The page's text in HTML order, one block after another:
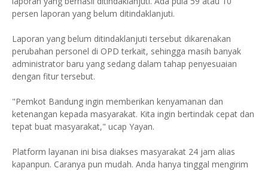
persen laporan yang belum ditindaklanjuti.
Laporan yang belum ditindaklanjuti tersebut dikarenakan
perubahan personel di OPD terkait, sehingga masih banyak
administrator baru yang sedang dalam tahap penyesuaian
dengan fitur tersebut.
"Pemkot Bandung ingin memberikan kenyamanan dan
ketenangan kepada masyarakat. Kita ingin bertindak cepat dan
tepat buat masyarakat," ucap Yayan.
Platform layanan ini bisa diakses masyarakat 24 jam alias
kapanpun. Caranya pun mudah. Anda hanya tinggal mengirim